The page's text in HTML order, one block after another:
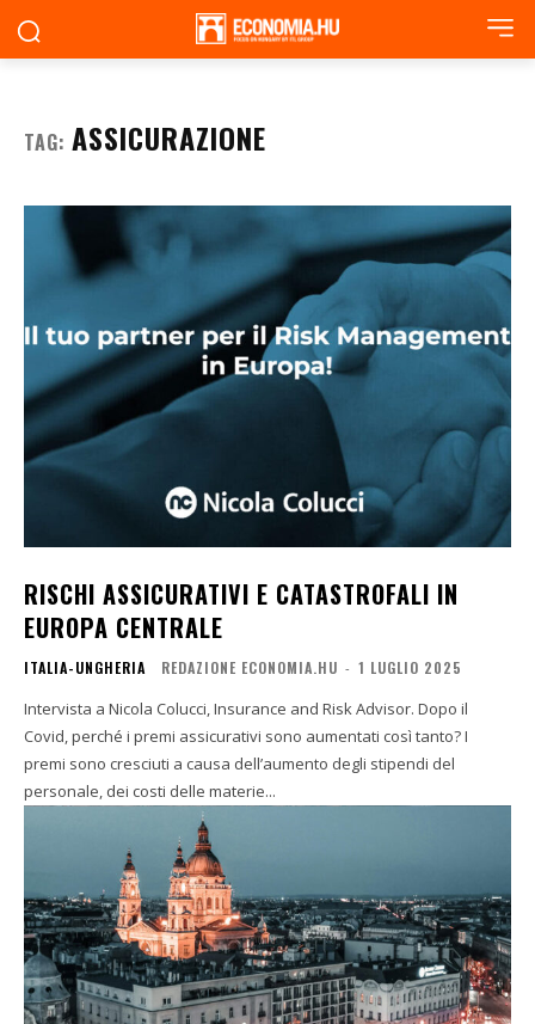
TAG: ASSICURAZIONE
RISCHI ASSICURATIVI E CATASTROFALI IN
EUROPA CENTRALE
ITALIA-UNGHERIA REDAZIONE ECONOMIA.HU - 1 LUGLIO 2025
Intervista a Nicola Colucci, Insurance and Risk Advisor. Dopo il
Covid, perché i premi assicurativi sono aumentati così tanto? I
premi sono cresciuti a causa dell’aumento degli stipendi del
personale, dei costi delle materie...